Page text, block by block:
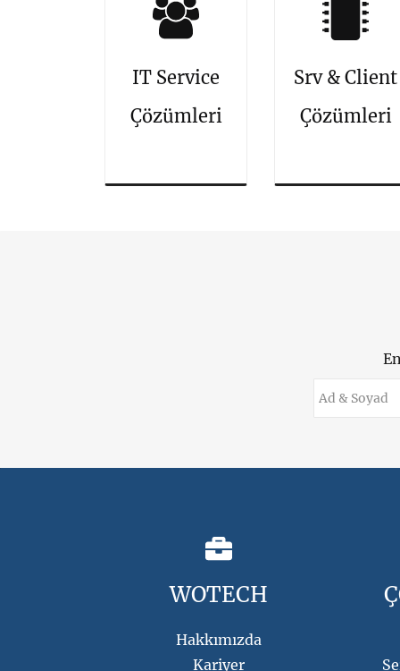
IT Service
Çözümleri
Srv & Client
Çözümleri
WOTECH
Hakkımızda
Kariyer